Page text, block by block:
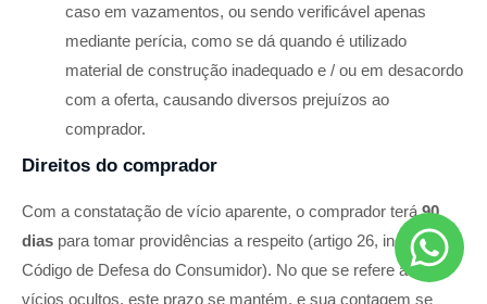
caso em vazamentos, ou sendo verificável apenas
mediante perícia, como se dá quando é utilizado
material de construção inadequado e / ou em desacordo
com a oferta, causando diversos prejuízos ao
comprador.
Direitos do comprador
Com a constatação de vício aparente, o comprador terá90
dias para tomar providências a respeito (artigo 26, inciso II do
Código de Defesa do Consumidor). No que se refere aos
vícios ocultos, este prazo se mantém, e sua contagem se